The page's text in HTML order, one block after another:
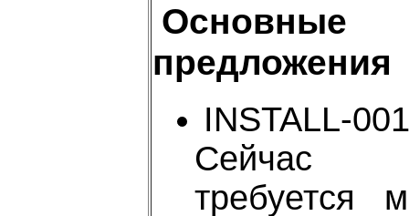
Основные
предложения
INSTALL-
Сейчас
требуется